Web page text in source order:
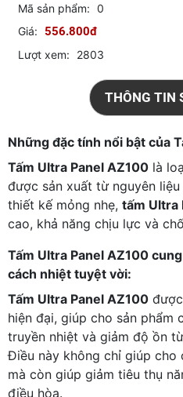
Mã sản phẩm: 0
Giá: 556.800đ
Lượt xem: 2803
THÔNG TIN
Những đặc tính nổi bật của
Tấm Ultra Panel AZ100 là
được sản xuất từ nguyên
thiết kế mỏng nhẹ, tấm Ultra
cao, khả năng chịu lực và
Tấm Ultra Panel AZ100
cách nhiệt tuyệt vời:
Tấm Ultra Panel AZ100
hiện đại, giúp cho sản phẩm
truyền nhiệt và giảm độ ồn
Điều này không chỉ giúp cho
mà còn giúp giảm tiêu thụ
điều hòa.